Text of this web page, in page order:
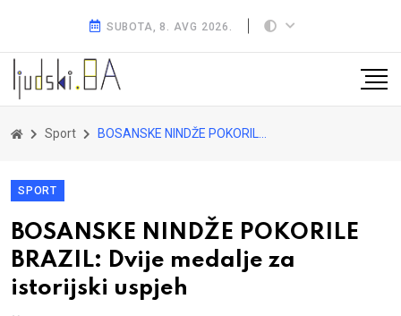
SUBOTA, 8. AVG 2026.
Sport BOSANSKE NINDŽE POKORILE BRAZIL: Dvije medalje za istorijski uspjeh
SPORT
BOSANSKE NINDŽE POKORILE
BRAZIL: Dvije medalje za
istorijski uspjeh